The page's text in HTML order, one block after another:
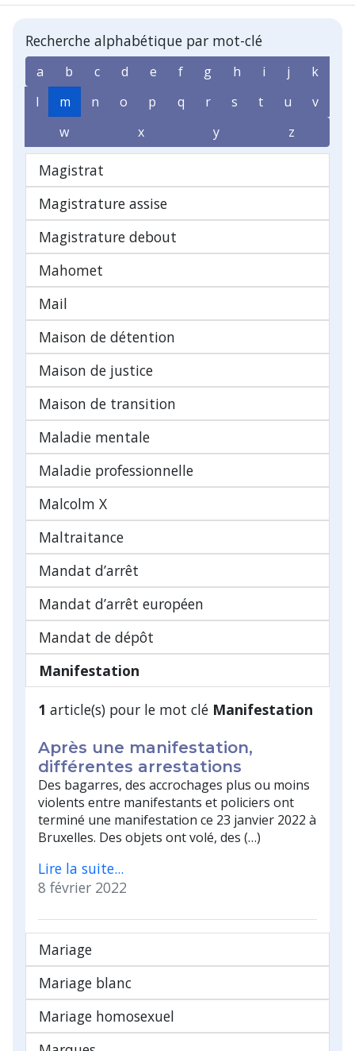
Recherche alphabétique par mot-clé
a b c d e f g h i j
k
l
m n o p q r s t u
v
w
x y z
Magistrat
Magistrature assise
Magistrature debout
Mahomet
Mail
Maison de détention
Maison de justice
Maison de transition
Maladie mentale
Maladie professionnelle
Malcolm X
Maltraitance
Mandat d’arrêt
Mandat d’arrêt européen
Mandat de dépôt
Manifestation
1 article(s) pour le mot clé Manifestation
Après une manifestation,
différentes arrestations
Des bagarres, des accrochages plus ou moins
violents entre manifestants et policiers ont
terminé une manifestation ce 23 janvier 2022 à
Bruxelles. Des objets ont volé, des (…)
Lire la suite...
8 février 2022
Mariage
Mariage blanc
Mariage homosexuel